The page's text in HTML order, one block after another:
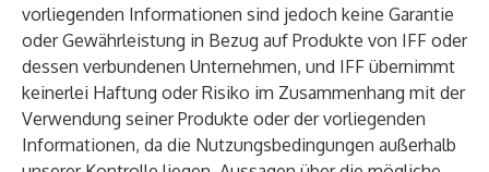
vorliegenden Informationen sind jedoch keine Garantie
oder Gewährleistung in Bezug auf Produkte von IFF oder
dessen verbundenen Unternehmen, und IFF übernimmt
keinerlei Haftung oder Risiko im Zusammenhang mit der
Verwendung seiner Produkte oder der vorliegenden
Informationen, da die Nutzungsbedingungen außerhalb